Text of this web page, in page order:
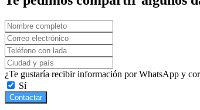
¿Te gustaría recibir información por WhatsApp y
Sí
Contactar